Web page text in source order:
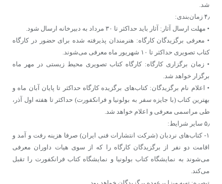
شد.
۴٫ زمان‌بندی:
• مهلت ارسال آثار: آثار باید حداکثر تا ۳۰ مرداد به دبیرخانه ارسال شود.
• معرفی برگزیدگان کارگاه: هنرمندان پذیرفته شده برای حضور در کارگاه
کتاب تصویری حداکثر تا ۱۰ شهریور ماه معرفی می‌شوند.
• زمان برگزاری کارگاه: کارگاه کتاب تصویری محیط زیستی در مهر ماه
برگزار خواهد شد.
• اعلام نام برگزیدگان: کتاب‌های برگزیده کارگاه حداکثر تا پایان آبان ماه و
بهترین کتاب (با جایزه سفر به بولونیا و فرانکفورت) حداکثر تا هفته اول آذر،
طی مراسمی معرفی و اعلام خواهد شد.
۵٫ سایر شرایط:
۱- کتاب‌های نردبان (شرکت انتشارات فنی ایران) صرفا هزینه رفت و آمد و
اقامت دو نفر از برگزیدگان کارگاه را که از سوی هیات داوران معرفی
می‌شوند به نمایشگاه کتاب بولونیا و نمایشگاه کتاب فرانکفورت را تقبل
می‌کند.